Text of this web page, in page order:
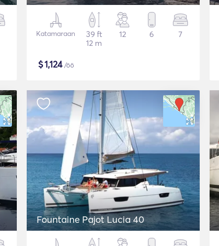
Katamaraan
39 ft
12 m
12 6 7
$1,124/öö
Fountaine Pajot Lucia 40